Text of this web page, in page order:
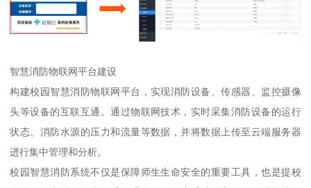
智慧消防物联网平台建设
构建校园智慧消防物联网平台，实现消防设备、传感器、监控摄像
头等设备的互联互通。通过物联网技术，实时采集消防设备的运行
状态、消防水源的压力和流量等数据，并将数据上传至云端服务器
进行集中管理和分析。
校园智慧消防系统不仅是保障师生生命安全的重要工具，也是提校